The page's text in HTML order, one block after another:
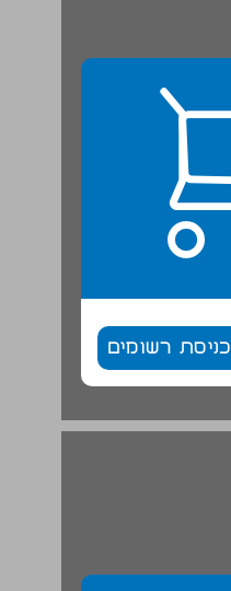
כניסת רשומים